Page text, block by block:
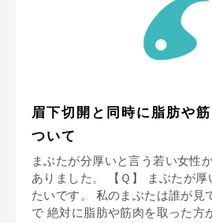
眉下切開と同時に脂肪や
ついて
まぶたが分厚いと言う若い女性
ありました。 【Ｑ】 まぶたが
たいです。 私のまぶたは誰が見
で 絶対に脂肪や筋肉を取った方